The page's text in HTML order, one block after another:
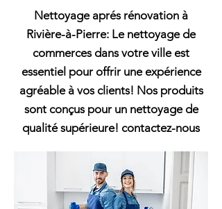
Nettoyage aprés rénovation à
Rivière-à-Pierre: Le nettoyage de
commerces dans votre ville est
essentiel pour offrir une expérience
agréable à vos clients! Nos produits
sont conçus pour un nettoyage de
qualité supérieure! contactez-nous